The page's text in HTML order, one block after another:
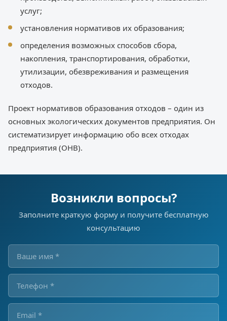
услуг;
установления нормативов их образования;
определения возможных способов сбора,
накопления, транспортирования, обработки,
утилизации, обезвреживания и размещения
отходов.
Проект нормативов образования отходов – один из
основных экологических документов предприятия. Он
систематизирует информацию обо всех отходах
предприятия (ОНВ).
Возникли вопросы?
Заполните краткую форму и получите бесплатную
консультацию